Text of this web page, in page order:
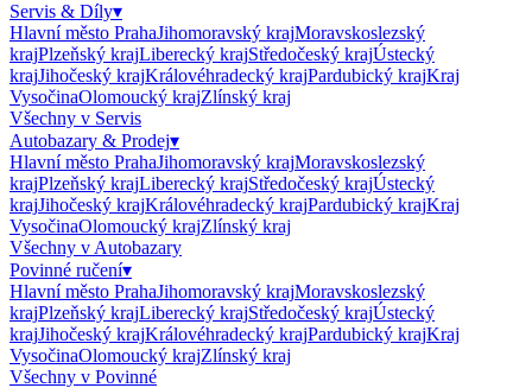
Servis & Díly▾
Hlavní město PrahaJihomoravský krajMoravskoslezský
krajPlzeňský krajLiberecký krajStředočeský krajÚstecký
krajJihočeský krajKrálovéhradecký krajPardubický krajKraj
VysočinaOlomoucký krajZlínský kraj
Všechny v Servis
Autobazary & Prodej▾
Hlavní město PrahaJihomoravský krajMoravskoslezský
krajPlzeňský krajLiberecký krajStředočeský krajÚstecký
krajJihočeský krajKrálovéhradecký krajPardubický krajKraj
VysočinaOlomoucký krajZlínský kraj
Všechny v Autobazary
Povinné ručení▾
Hlavní město PrahaJihomoravský krajMoravskoslezský
krajPlzeňský krajLiberecký krajStředočeský krajÚstecký
krajJihočeský krajKrálovéhradecký krajPardubický krajKraj
VysočinaOlomoucký krajZlínský kraj
Všechny v Povinné